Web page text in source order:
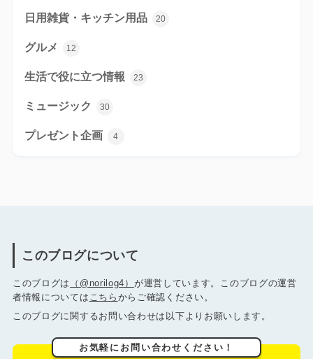
日用雑貨・キッチン用品 20
グルメ 12
生活で役に立つ情報 23
ミュージック 30
プレゼント企画 4
このブログについて
このブログは （@norilog4） が運営しています。このブログの運営
者情報については こちら からご確認ください。
このブログに関するお問い合わせは以下よりお願いします。
お気軽にお問い合わせください！